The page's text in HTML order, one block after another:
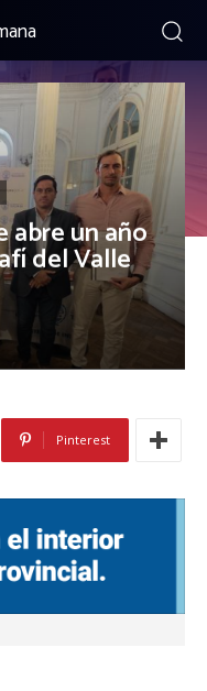
abre un año
del Valle
Pinterest